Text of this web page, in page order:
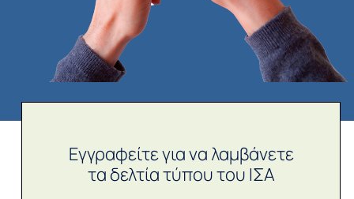
Εγγραφείτε για να λαμβάνετε
τα δελτία τύπου του ΙΣΑ